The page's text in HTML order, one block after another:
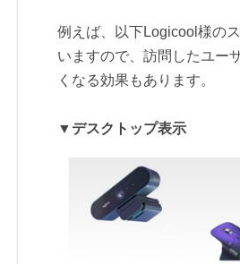
例えば、以下Logicool様の
いますので、訪問したユー
くなる効果もあります。
▼デスクトップ表示